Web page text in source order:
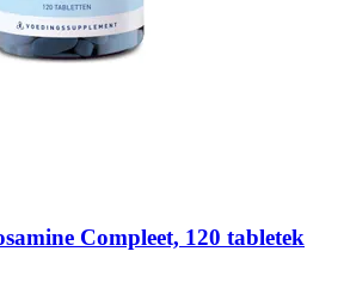
Compleet, 120 tabletek